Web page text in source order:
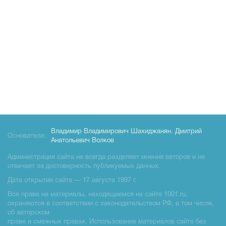
Основатели:
Владимир Владимирович Шахиджанян, Дмитрий
Анатольевич Волков
Администрация сайта не всегда разделяет мнения авторов и не
отвечает за достоверность публикуемых данных.
Дата открытия сайта — 17 августа 1997 г.
Все права на материалы, находящиемся на сайте 1001.ru,
охраняются в соответствии с законодательством РФ, в том числе,
об авторском
праве и смежных правах. Использование материалов сайте без